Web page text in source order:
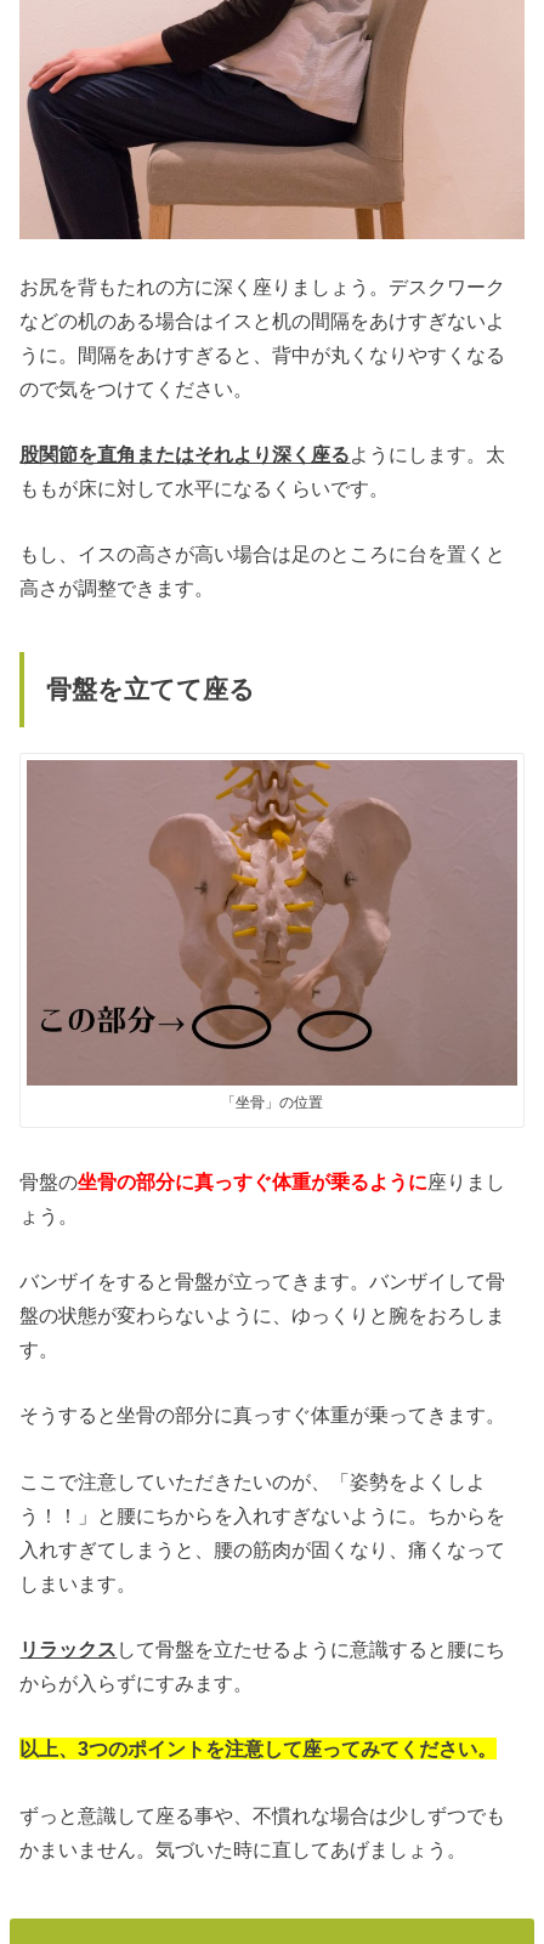
お尻を背もたれの方に深く座りましょう。デスクワーク
などの机のある場合はイスと机の間隔をあけすぎないよ
うに。間隔をあけすぎると、背中が丸くなりやすくなる
ので気をつけてください。
股関節を直角またはそれより深く座るようにします。太
ももが床に対して水平になるくらいです。
もし、イスの高さが高い場合は足のところに台を置くと
高さが調整できます。
骨盤を立てて座る
「坐骨」の位置
骨盤の坐骨の部分に真っすぐ体重が乗るように座りまし
ょう。
バンザイをすると骨盤が立ってきます。バンザイして骨
盤の状態が変わらないように、ゆっくりと腕をおろしま
す。
そうすると坐骨の部分に真っすぐ体重が乗ってきます。
ここで注意していただきたいのが、「姿勢をよくしよ
う！！」と腰にちからを入れすぎないように。ちからを
入れすぎてしまうと、腰の筋肉が固くなり、痛くなって
しまいます。
リラックス して骨盤を立たせるように意識すると腰にち
からが入らずにすみます。
以上、3つのポイントを注意して座ってみてください。
ずっと意識して座る事や、不慣れな場合は少しずつでも
かまいません。気づいた時に直してあげましょう。